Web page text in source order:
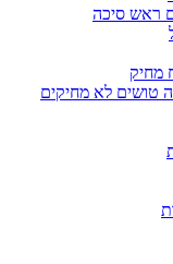
ראש סיכה
מחיק
טושים לא מחיקים